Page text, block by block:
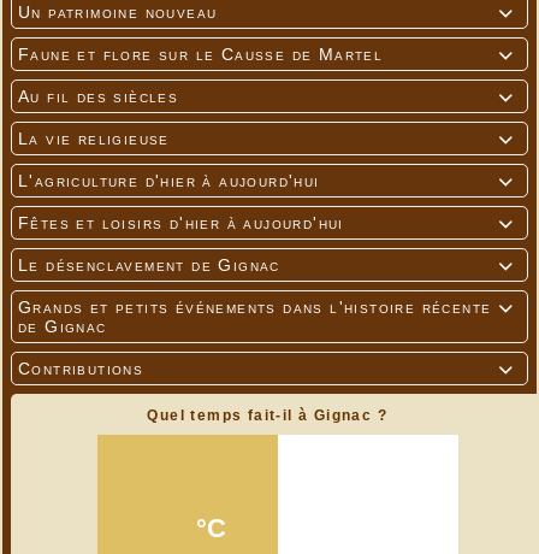

Un patrimoine nouveau

Faune et flore sur le Causse de Martel

Au fil des siècles

La vie religieuse

L'agriculture d'hier à aujourd'hui

Fêtes et loisirs d'hier à aujourd'hui

Le désenclavement de Gignac

Grands et petits événements dans l'histoire récente
de Gignac

Contributions
Quel temps fait-il à Gignac ?